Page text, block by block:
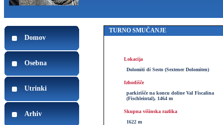
Domov
Osebna
Utrinki
Arhiv
TURNO SMUČANJE
Lokacija
Dolomiti di Sesto (Sextener Dolomiten)
Izhodišče
parkirišče na koncu doline Val Fiscalina
(Fischleintal), 1464 m
Skupna višinska razlika
1622 m